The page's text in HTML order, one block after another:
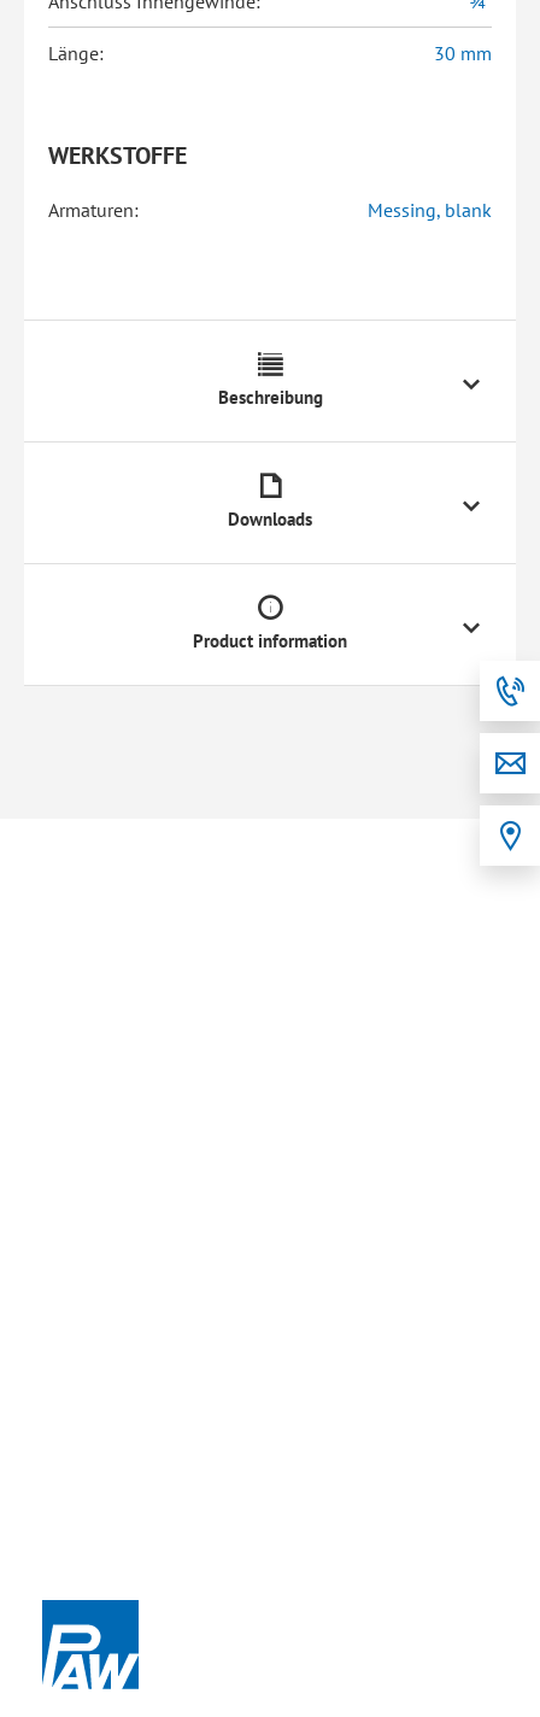
Länge: 30 mm
WERKSTOFFE
Armaturen: Messing, blank
Beschreibung
Downloads
Product information